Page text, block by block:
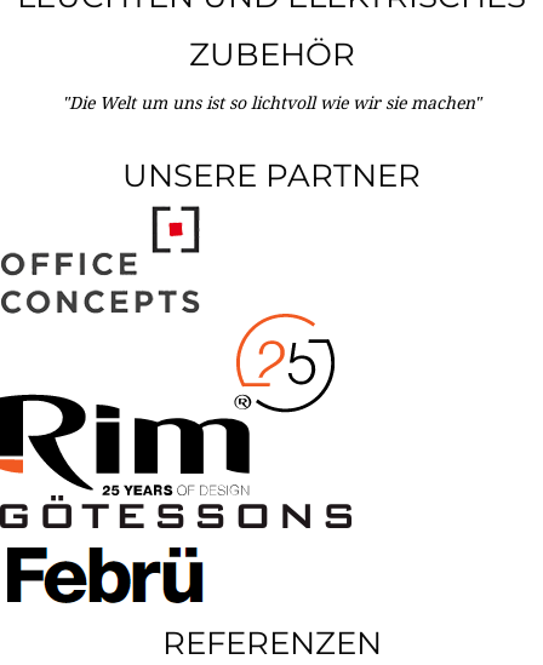
ZUBEHÖR
"Die Welt um uns ist so lichtvoll wie wir sie machen"
UNSERE PARTNER
REFERENZEN